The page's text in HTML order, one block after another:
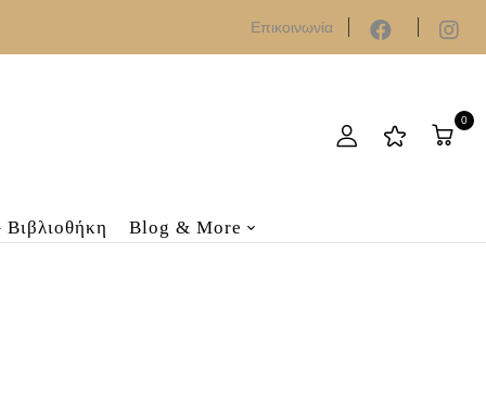
Επικοινωνία
0
Βιβλιοθήκη Blog & More